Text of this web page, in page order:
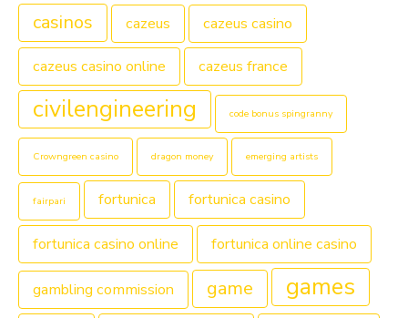
casinos cazeus cazeus casino
cazeus casino online cazeus france
civilengineering code bonus spingranny
Crowngreen casino dragon money emerging artists
fairpari fortunica fortunica casino
fortunica casino online fortunica online casino
gambling commission game games